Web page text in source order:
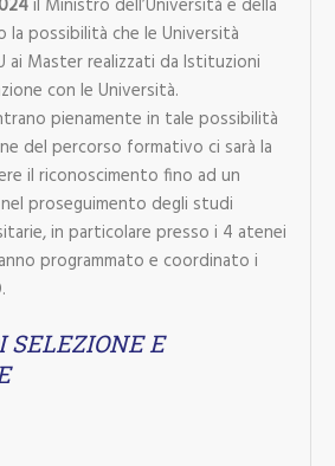
il Ministro dell’Università e della
la possibilità che le Università
ai Master realizzati da Istituzioni
con le Università.
pienamente in tale possibilità
del percorso formativo ci sarà la
il riconoscimento fino ad un
nel proseguimento degli studi
in particolare presso i 4 atenei
programmato e coordinato i
SELEZIONE E